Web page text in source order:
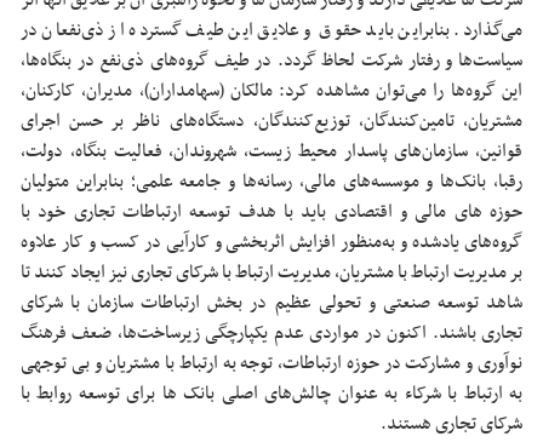
می‌گذارد. بنابراین باید حقوق و علایق این طیف گسترده از ذی‌نفعان در
سیاست‌ها و رفتار شرکت لحاظ گردد. در طیف گروه‌های ذی‌نفع در بنگاه‌ها،
این گروه‌ها را می‌توان مشاهده کرد: مالکان (سهامداران)، مدیران، کارکنان،
مشتریان، تامین‌کنندگان، توزیع‌کنندگان، دستگاه‌های ناظر بر حسن اجرای
قوانین، سازمان‌های پاسدار محیط زیست، شهروندان، فعالیت بنگاه، دولت،
رقبا، بانک‌ها و موسسه‌های مالی، رسانه‌ها و جامعه علمی؛ بنابراین متولیان
حوزه های مالی و اقتصادی باید با هدف توسعه ارتباطات تجاری خود با
گروه‌های یادشده و به‌منظور افزایش اثربخشی و کارآیی در کسب و کار علاوه
بر مدیریت ارتباط با مشتریان، مدیریت ارتباط با شرکای تجاری نیز ایجاد کنند تا
شاهد توسعه صنعتی و تحولی عظیم در بخش ارتباطات سازمان با شرکای
تجاری باشند. اکنون در مواردی عدم یکپارچگی زیرساخت‌ها، ضعف فرهنگ
نوآوری و مشارکت در حوزه ارتباطات، توجه به ارتباط با مشتریان و بی توجهی
به ارتباط با شرکاء به عنوان چالش‌های اصلی بانک ها برای توسعه روابط با
شرکای تجاری هستند.